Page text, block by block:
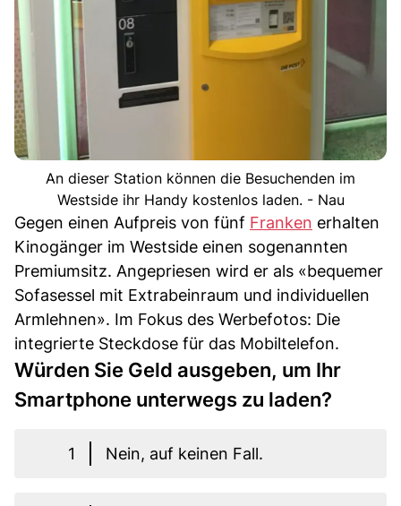
An dieser Station können die Besuchenden im
Westside ihr Handy kostenlos laden. - Nau
Gegen einen Aufpreis von fünf Franken erhalten
Kinogänger im Westside einen sogenannten
Premiumsitz. Angepriesen wird er als «bequemer
Sofasessel mit Extrabeinraum und individuellen
Armlehnen». Im Fokus des Werbefotos: Die
integrierte Steckdose für das Mobiltelefon.
Würden Sie Geld ausgeben, um Ihr
Smartphone unterwegs zu laden?
1 Nein, auf keinen Fall.